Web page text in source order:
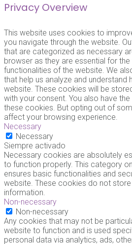
Privacy Overview
This website uses cookies to
you navigate through the website.
that are categorized as necessary
browser as they are essential for
functionalities of the website. We
that help us analyze and understand
website. These cookies will be
with your consent. You also have
these cookies. But opting out of
affect your browsing experience.
Necessary
Necessary
Siempre activado
Necessary cookies are absolutely
to function properly. This category
ensures basic functionalities and
website. These cookies do not
information.
Non-necessary
Non-necessary
Any cookies that may not be
website to function and is used
personal data via analytics, ads,